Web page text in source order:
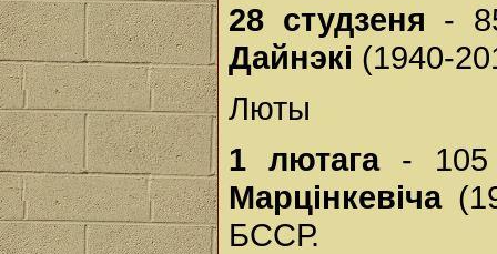
28 студзеня -
Дайнэкі (1940-
Люты
1 лютага- 105
Марцінкевіча
БССР.